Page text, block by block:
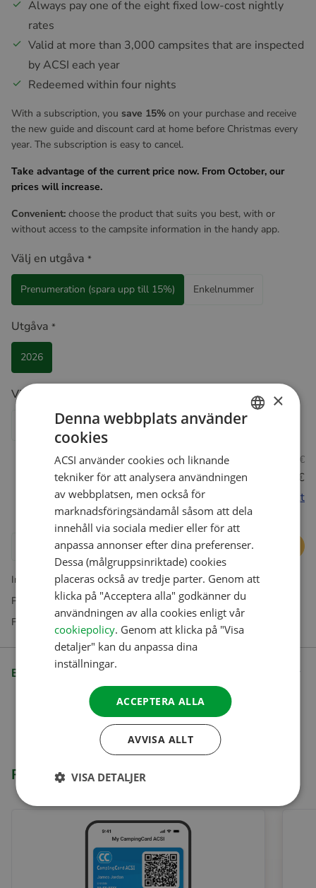
Always pay one of the eight fixed low-cost nightly
rates
Valid at more than 3,000 campsites that are inspected
by ACSI each year
Redeemed within four nights
With a subscription, you save 15% on your purchase and receive
the new guide and discount card at home before Christmas every
year. The subscription is easy to cancel.
Take advantage of the current price now. From October, our
prices will increase.
Convenient: choose the product that suits you best, with or
without access to the campsite information in the handy app.
Välj en utgåva *
Prenumeration (spara upp till 15%) Enkelnummer
Utgåva *
2026
Välj språk
Engelska Holländska Tyska Franska Spanska
Icke-medlemmar 21,95 €
Club ID medlemmar
20,95 €
Bli medlem nu och spara direkt
Lägg i varukorgen
Inkl. moms. Exkl. fraktkostnader
Prenumerationer finns enbart tillgängliga i vår webbshop
Frågor? Vår kundtjänst hjälper dig gerne
Beskrivning
Relaterade produkter
GERMAN
ITALIAN
SPANISH
SWEDISH
×
Denna webbplats använder
cookies
ACSI använder cookies och liknande
tekniker för att analysera användningen
av webbplatsen, men också för
marknadsföringsändamål såsom att dela
innehåll via sociala medier eller för att
anpassa annonser efter dina preferenser.
Dessa (målgruppsinriktade) cookies
placeras också av tredje parter. Genom att
klicka på "Acceptera alla" godkänner du
användningen av alla cookies enligt vår
cookiepolicy. Genom att klicka på "Visa
detaljer" kan du anpassa dina
inställningar.
ACCEPTERA ALLA
AVVISA ALLT
VISA DETALJER